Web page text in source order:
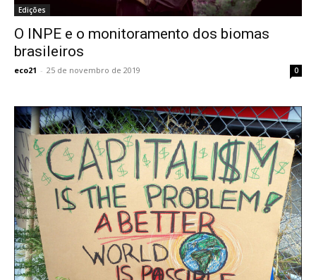
Edições
O INPE e o monitoramento dos biomas
brasileiros
eco21 - 25 de novembro de 2019 0